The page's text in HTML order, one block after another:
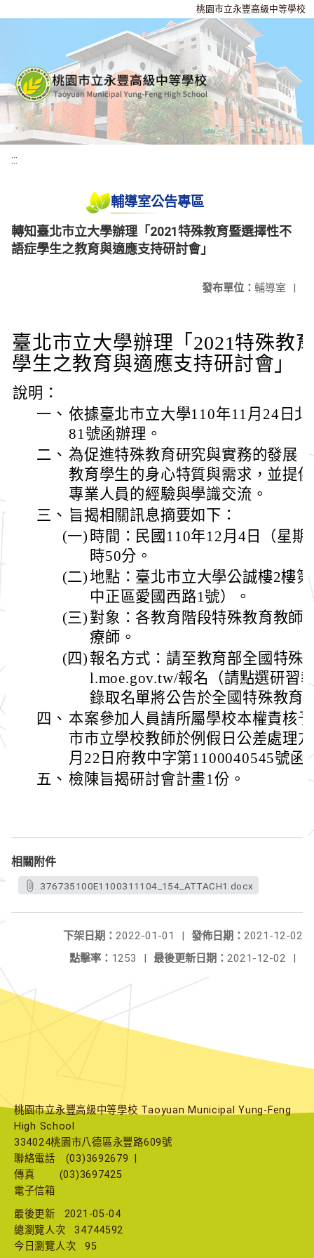
桃園市立永豐高級中等學校
:::
輔導室公告專區
轉知臺北市立大學辦理「2021特殊教育暨選擇性不
語症學生之教育與適應支持研討會」
發布單位： 輔導室 |
臺北市立大學辦理「2021特殊教
學生之教育與適應支持研討會」
說明：
一、 依據臺北市立大學110年11月24日
81號函辦理。
二、 為促進特殊教育研究與實務的發展
教育學生的身心特質與需求，並提
專業人員的經驗與學識交流。
三、 旨揭相關訊息摘要如下：
(一) 時間：民國110年12月4日（星
時50分。
(二)地點：臺北市立大學公誠樓2樓
中正區愛國西路1號）。
(三) 對象：各教育階段特殊教育教師
療師。
(四) 報名方式：請至教育部全國特殊
l.moe.gov.tw/報名（請點選研習
錄取名單將公告於全國特殊教育
四、 本案參加人員請所屬學校本權責核
市市立學校教師於例假日公差處理
月22日府教中字第1100040545號函
五、 檢陳旨揭研討會計畫1份。
相關附件
376735100E1100311104_154_ATTACH1.docx
發佈日期： 2021-12-02
下架日期： 2022-01-01
|
最後更新日期： 2021-12-02 |
點擊率： 1253 |
桃園市立永豐高級中等學校 Taoyuan Municipal Yung-Feng
High School
334024桃園市八德區永豐路609號
聯絡電話
(03)3692679
傳真
(03)3697425
電子信箱
最後更新
2021-05-04
總瀏覽人次
34744592
今日瀏覽人次
95